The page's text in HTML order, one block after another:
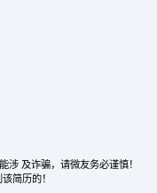
涉 及诈骗，请微友务必谨慎！
简历的！